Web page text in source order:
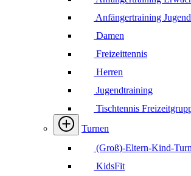
Anfängertraining Jugend
Damen
Freizeittennis
Herren
Jugendtraining
Tischtennis
Turnen
(Groß)-Eltern-Kind-
KidsFit